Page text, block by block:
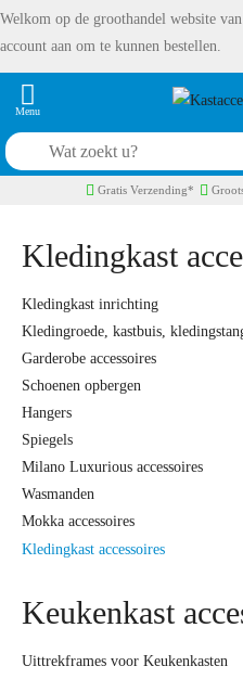
Welkom op de groothandel website
account aan om te kunnen bestellen.
Gratis Verzending*
Kledingkast
Kledingkast inrichting
Kledingroede, kastbuis,
Garderobe accessoires
Schoenen opbergen
Hangers
Spiegels
Milano Luxurious accessoires
Wasmanden
Mokka accessoires
Kledingkast accessoires
Keukenkast
Uittrekframes voor Keukenkasten